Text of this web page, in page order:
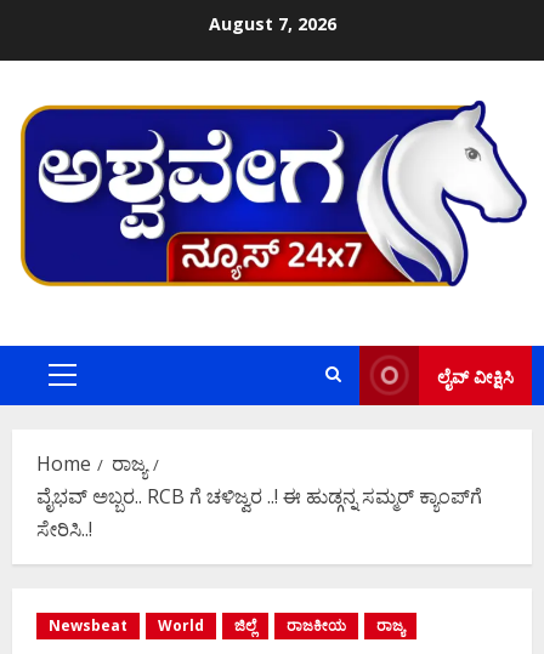
August 7, 2026
Primary
ಲೈವ್ ವೀಕ್ಷಿಸಿ
Home
ರಾಜ್ಯ
ವೈಭವ್‌ ಅಬ್ಬರ.. RCB ಗೆ ಚಳಿಜ್ವರ ..! ಈ ಹುಡ್ಗನ್ನ ಸಮ್ಮರ್‌ ಕ್ಯಾಂಪ್‌ಗೆ
ಸೇರಿಸಿ..!
Newsbeat World ಜಿಲ್ಲೆ ರಾಜಕೀಯ ರಾಜ್ಯ